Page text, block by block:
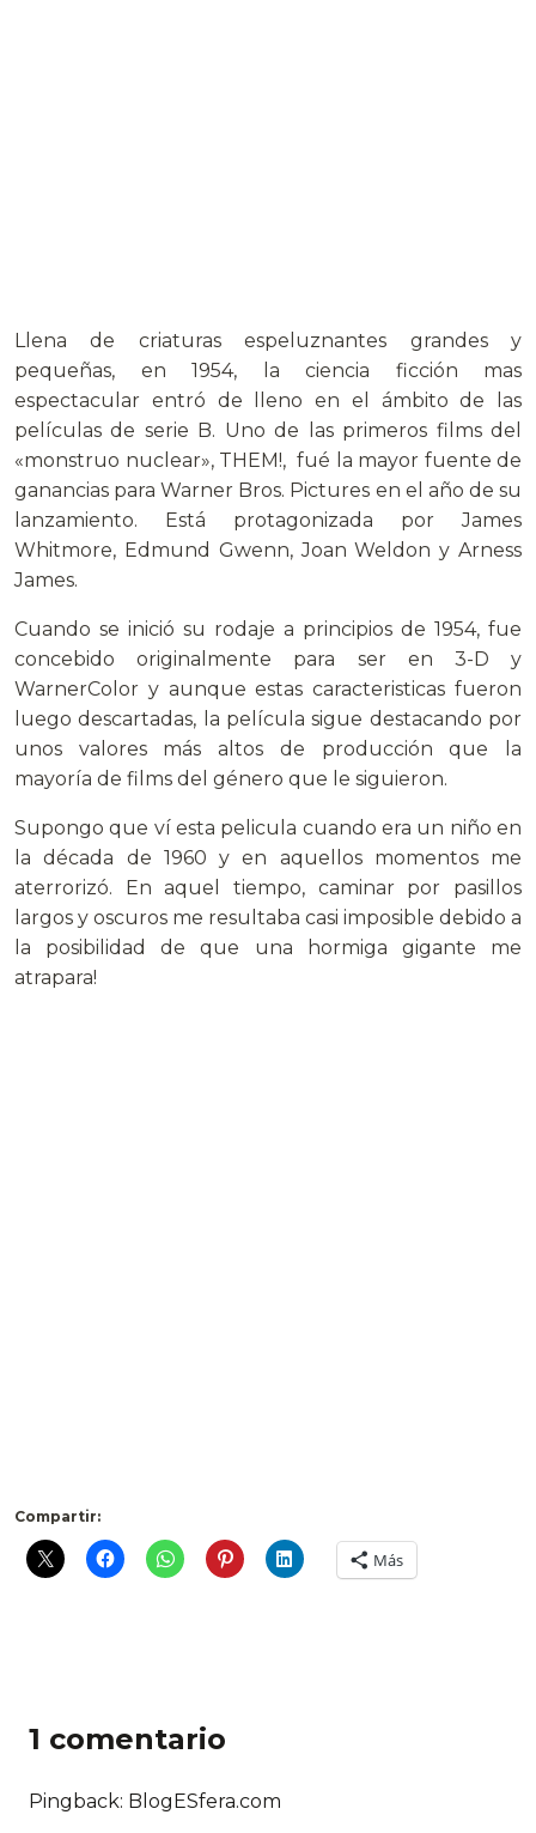
Llena de criaturas espeluznantes grandes y
pequeñas, en 1954, la ciencia ficción mas
espectacular entró de lleno en el ámbito de las
películas de serie B. Uno de las primeros films del
«monstruo nuclear», THEM!, fué la mayor fuente de
ganancias para Warner Bros. Pictures en el año de su
lanzamiento. Está protagonizada por James
Whitmore, Edmund Gwenn, Joan Weldon y Arness
James.
Cuando se inició su rodaje a principios de 1954, fue
concebido originalmente para ser en 3-D y
WarnerColor y aunque estas caracteristicas fueron
luego descartadas, la película sigue destacando por
unos valores más altos de producción que la
mayoría de films del género que le siguieron.
Supongo que ví esta pelicula cuando era un niño en
la década de 1960 y en aquellos momentos me
aterrorizó. En aquel tiempo, caminar por pasillos
largos y oscuros me resultaba casi imposible debido a
la posibilidad de que una hormiga gigante me
atrapara!
Compartir:
Más
1 comentario
Pingback: BlogESfera.com